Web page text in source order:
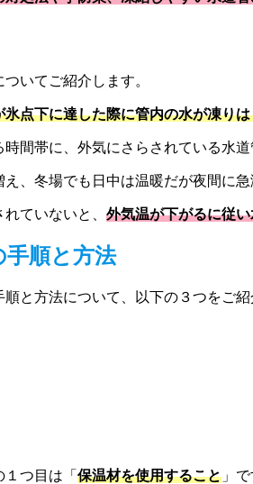
ついてご紹介します。
氷点下に達した際に管内の水が凍り
間帯に、外気にさらされている水道
、冬場でも日中は温暖だが夜間に
ていないと、 外気温が下がるに従
手順と方法
と方法について、以下の３つをご紹
つ目は「 保温材を使用すること 」で